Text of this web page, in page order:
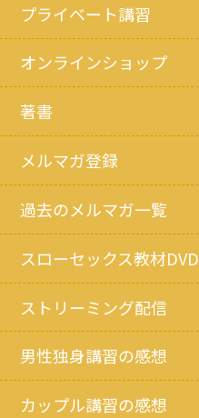
プライベート講習
オンラインショップ
著書
メルマガ登録
過去のメルマガ一覧
スローセックス教材DVD
ストリーミング配信
男性独身講習の感想
カップル講習の感想